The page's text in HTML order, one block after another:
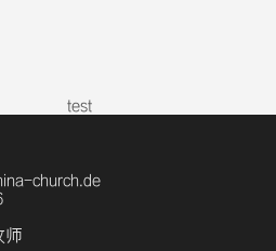
test
church.de
师